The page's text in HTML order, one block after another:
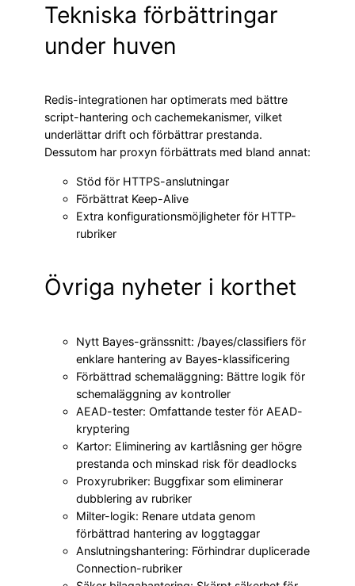
Tekniska förbättringar
under huven
Redis-integrationen har optimerats med bättre
script-hantering och cachemekanismer, vilket
underlättar drift och förbättrar prestanda.
Dessutom har proxyn förbättrats med bland annat:
Stöd för HTTPS-anslutningar
Förbättrat Keep-Alive
Extra konfigurationsmöjligheter för HTTP-
rubriker
Övriga nyheter i korthet
Nytt Bayes-gränssnitt: /bayes/classifiers för
enklare hantering av Bayes-klassificering
Förbättrad schemaläggning: Bättre logik för
schemaläggning av kontroller
AEAD-tester: Omfattande tester för AEAD-
kryptering
Kartor: Eliminering av kartlåsning ger högre
prestanda och minskad risk för deadlocks
Proxyrubriker: Buggfixar som eliminerar
dubblering av rubriker
Milter-logik: Renare utdata genom
förbättrad hantering av loggtaggar
Anslutningshantering: Förhindrar duplicerade
Connection-rubriker